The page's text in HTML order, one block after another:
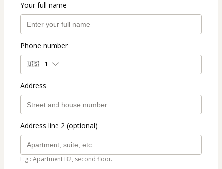
Your full name
Phone number
🇺🇸 +1
Address
Address line 2 (optional)
E.g.: Apartment B2, second floor.